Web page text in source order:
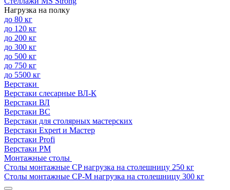
Нагрузка на полку
до 80 кг
до 120 кг
до 200 кг
до 300 кг
до 500 кг
до 750 кг
до 5500 кг
Верстаки
Верстаки слесарные ВЛ-К
Верстаки ВЛ
Верстаки ВС
Верстаки для столярных мастерских
Верстаки Expert и Мастер
Верстаки Profi
Верстаки РМ
Монтажные столы
Столы монтажные СP нагрузка на столешницу 250 кг
Столы монтажные СР-М нагрузка на столешницу 300 кг